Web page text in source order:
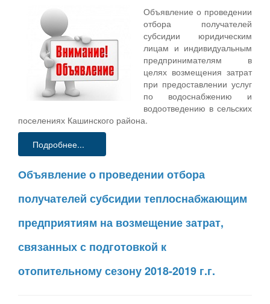
Объявление о проведении
отбора получателей
субсидии юридическим
лицам и индивидуальным
предпринимателям в
целях возмещения затрат
при предоставлении услуг
по водоснабжению и
водоотведению в сельских
поселениях Кашинского района.
Подробнее...
Объявление о проведении отбора
получателей субсидии теплоснабжающим
предприятиям на возмещение затрат,
связанных с подготовкой к
отопительному сезону 2018-2019 г.г.